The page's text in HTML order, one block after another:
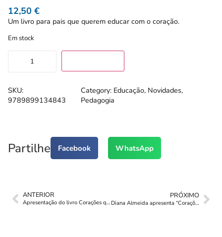
12,50 €
Um livro para pais que querem educar com o coração.
Em stock
SKU:
9789899134843
Category: Educação, Novidades
Pedagogia
Partilhe Facebook WhatsApp
ANTERIOR
Apresentação do livro Corações que educam
PRÓXIMO
Diana Almeida apresenta “Corações que Educam” nos Salesianos Lisboa